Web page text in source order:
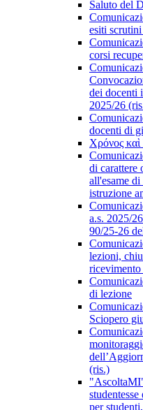
Saluto del
esiti
corsi
dei docenti
2025/26
docenti di
Χρόνος καὶ
di carattere
all'esame
istruzione
a.s. 2025/
90/25-26
lezioni,
ricevimento
di lezione
Sciopero
(ris.)
per